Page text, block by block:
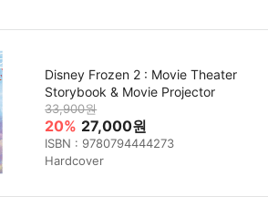
Disney Frozen 2 : Movie Theater
Storybook & Movie Projector
33,900원
20% 27,000원
ISBN : 9780794444273
Hardcover